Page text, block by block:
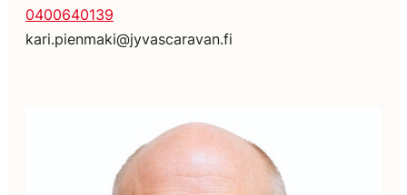
0400640139
kari.pienmaki@jyvascaravan.fi